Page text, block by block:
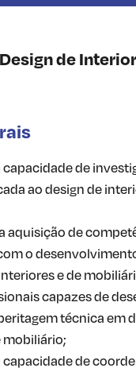
de
capacidade de
ao design de
aquisição de
o
e de
capazes de
técnica em
mobiliário;
capacidade de